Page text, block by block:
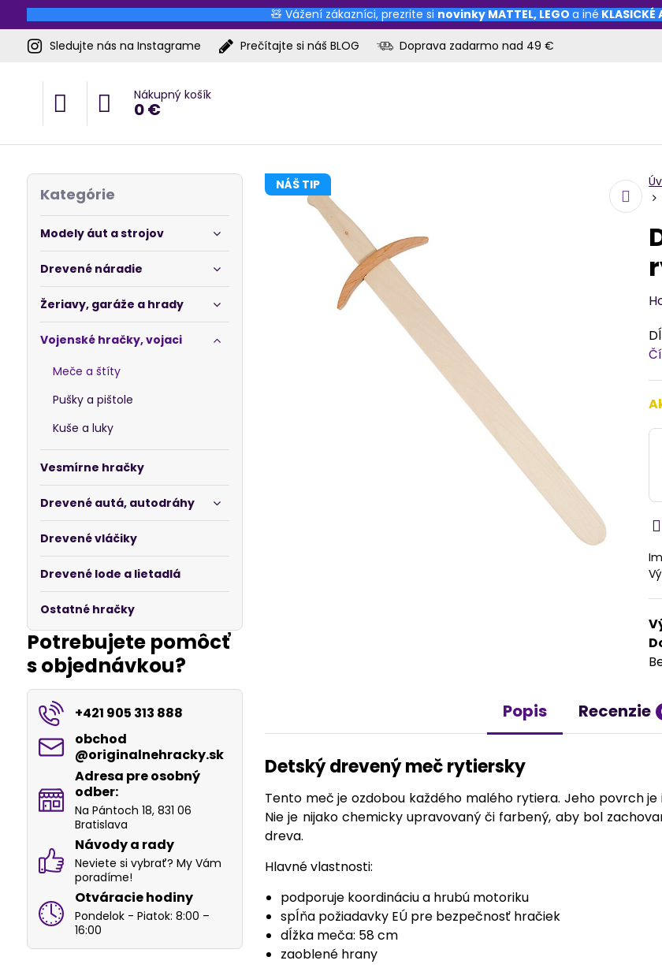
🧸 Vážení zákazníci, prezrite si novinky MATTEL, LEGO a iné KLASICKÉ
Sledujte nás na Instagrame
Prečítajte si náš BLOG Doprava zadarmo nad 49 €
Nákupný košík
0 €
NÁŠ TIP
Popis Recenzie
Detský drevený meč rytiersky
Tento meč je ozdobou každého malého rytiera. Jeho povrch
Nie je nijako chemicky upravovaný či farbený, aby bol
dreva.
Hlavné vlastnosti:
podporuje koordináciu a hrubú motoriku
spĺňa požiadavky EÚ pre bezpečnosť hračiek
dĺžka meča: 58 cm
zaoblené hrany
Kategórie
Modely áut a strojov
Drevené náradie
Žeriavy, garáže a hrady
Vojenské hračky, vojaci
Meče a štíty
Pušky a pištole
Kuše a luky
Vesmírne hračky
Drevené autá, autodráhy
Drevené vláčiky
Drevené lode a lietadlá
Ostatné hračky
Potrebujete pomôcť
s objednávkou?
+421 905 313 888
obchod​
@originalnehracky​.sk
Adresa pre osobný
odber:
Na Pántoch 18, 831 06
Bratislava
Návody a rady
Neviete si vybrať? My Vám
poradíme!
Otváracie hodiny
Pondelok - Piatok: 8:00 –
16:00